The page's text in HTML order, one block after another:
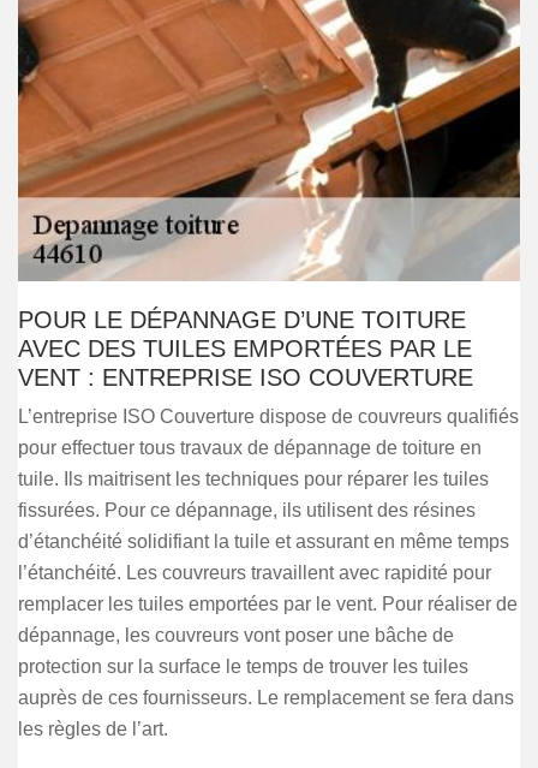
POUR LE DÉPANNAGE D’UNE TOITURE
AVEC DES TUILES EMPORTÉES PAR LE
VENT : ENTREPRISE ISO COUVERTURE
L’entreprise ISO Couverture dispose de couvreurs qualifiés
pour effectuer tous travaux de dépannage de toiture en
tuile. Ils maitrisent les techniques pour réparer les tuiles
fissurées. Pour ce dépannage, ils utilisent des résines
d’étanchéité solidifiant la tuile et assurant en même temps
l’étanchéité. Les couvreurs travaillent avec rapidité pour
remplacer les tuiles emportées par le vent. Pour réaliser de
dépannage, les couvreurs vont poser une bâche de
protection sur la surface le temps de trouver les tuiles
auprès de ces fournisseurs. Le remplacement se fera dans
les règles de l’art.